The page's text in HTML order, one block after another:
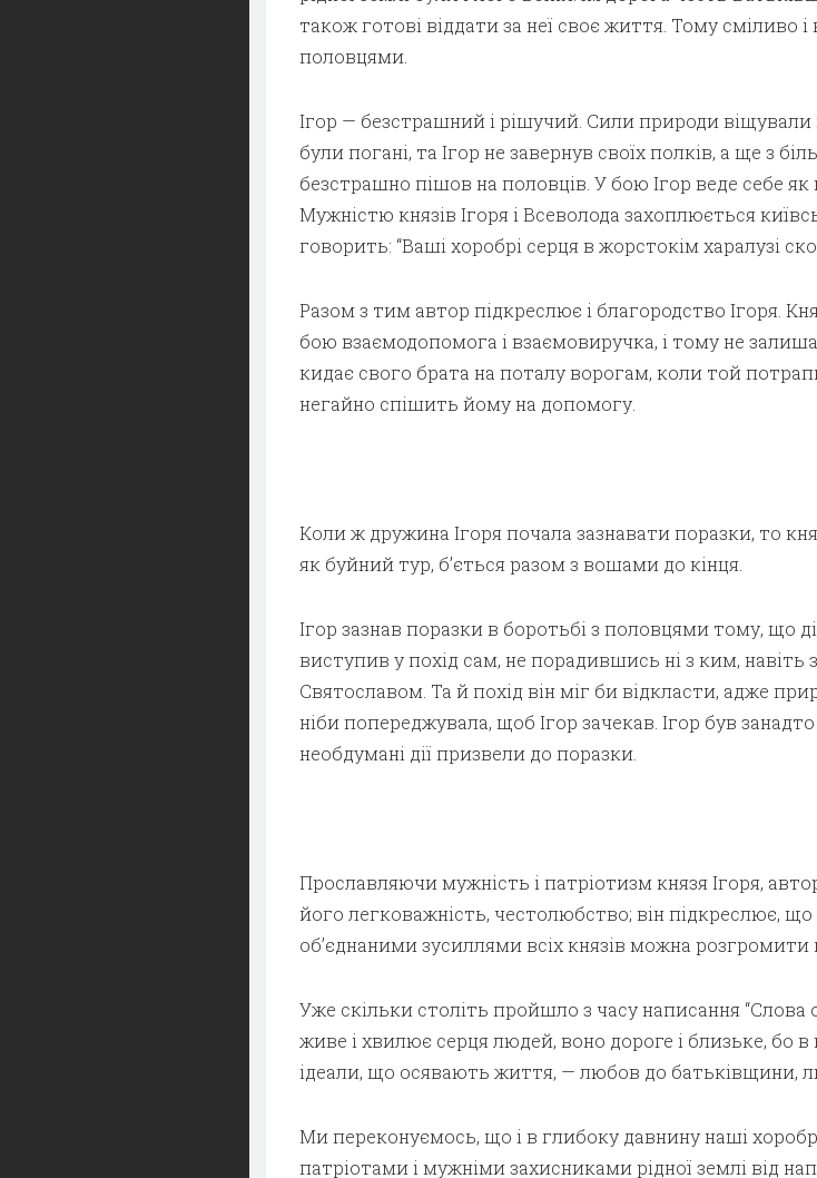
також готові віддати за неї своє життя. Тому сміливо
половцями.
Ігор — безстрашний і рішучий. Сили природи
були погані, та Ігор не завернув своїх полків, а ще з
безстрашно пішов на половців. У бою Ігор веде себе як
Мужністю князів Ігоря і Всеволода захоплюється
говорить: “Ваші хоробрі серця в жорстокім харалузі
Разом з тим автор підкреслює і благородство Ігоря.
бою взаємодопомога і взаємовиручка, і тому не
кидає свого брата на поталу ворогам, коли той
негайно спішить йому на допомогу.
Коли ж дружина Ігоря почала зазнавати поразки, то
як буйний тур, б’ється разом з вошами до кінця.
Ігор зазнав поразки в боротьбі з половцями тому, що
виступив у похід сам, не порадившись ні з ким, навіть
Святославом. Та й похід він міг би відкласти, адже
ніби попереджувала, щоб Ігор зачекав. Ігор був
необдумані дії призвели до поразки.
Прославляючи мужність і патріотизм князя Ігоря,
його легковажність, честолюбство; він підкреслює, що
об’єднаними зусиллями всіх князів можна розгромити
Уже скільки століть пройшло з часу написання “Слова
живе і хвилює серця людей, воно дороге і близьке, бо в
ідеали, що осявають життя, — любов до батьківщини,
Ми переконуємось, що і в глибоку давнину наші
патріотами і мужніми захисниками рідної землі від